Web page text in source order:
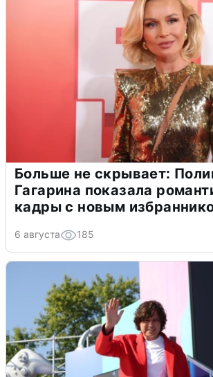
Больше не скрывает:
Гагарина показала
кадры с новым
6 августа 185